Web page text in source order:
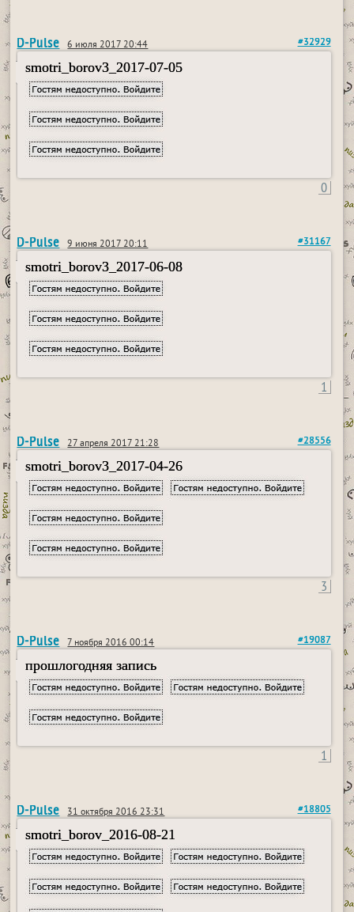
D-Pulse 6 июля 2017 20:44 #32929
smotri_borov3_2017-07-05
0
D-Pulse 9 июня 2017 20:11 #31167
smotri_borov3_2017-06-08
1
D-Pulse 27 апреля 2017 21:28 #28556
smotri_borov3_2017-04-26
3
D-Pulse 7 ноября 2016 00:14 #19087
прошлогодняя запись
1
D-Pulse 31 октября 2016 23:31 #18805
smotri_borov_2016-08-21